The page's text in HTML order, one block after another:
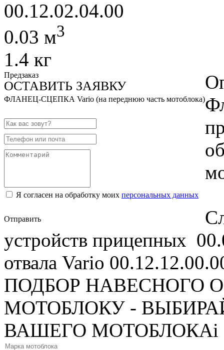
00.12.02.04.00
0.03 м3
1.4 кг
Предзаказ
ОСТАВИТЬ ЗАЯВКУ
ФЛАНЕЦ-СЦЕПКА Vario (на переднюю часть мотоблока)
Я согласен на обработку моих персональных данных
Отправить
устройств прицепных
отвала Vario
ПОДБОР НАВЕСНОГО
МОТОБЛОКУ -
ВАШЕГО МОТОБЛОКАi